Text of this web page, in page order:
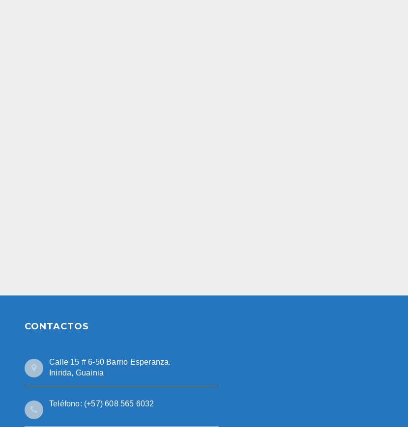
CONTACTOS
Calle 15 # 6-50 Barrio Esperanza.
Inirida, Guainia
Teléfono: (+57) 608 565 6032